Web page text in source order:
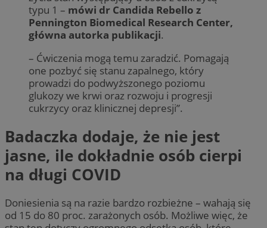
typu 1 – mówi dr Candida Rebello z
Pennington Biomedical Research Center,
główna autorka publikacji.
– Ćwiczenia mogą temu zaradzić. Pomagają
one pozbyć się stanu zapalnego, który
prowadzi do podwyższonego poziomu
glukozy we krwi oraz rozwoju i progresji
cukrzycy oraz klinicznej depresji”.
Badaczka dodaje, że nie jest
jasne, ile dokładnie osób cierpi
na długi COVID
Doniesienia są na razie bardzo rozbieżne – wahają się
od 15 do 80 proc. zarażonych osób. Możliwe więc, że